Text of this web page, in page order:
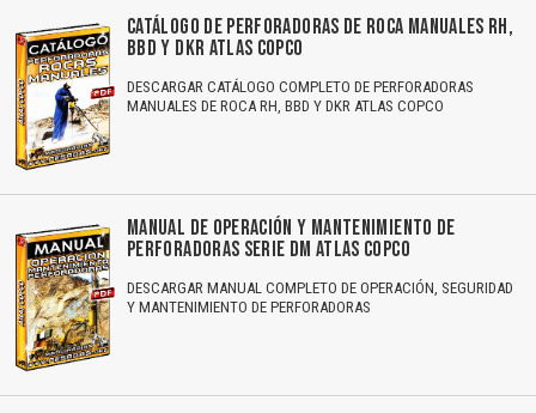
CATÁLOGO DE PERFORADORAS DE ROCA MANUALES RH,
BBD Y DKR ATLAS COPCO
DESCARGAR CATÁLOGO COMPLETO DE PERFORADORAS
MANUALES DE ROCA RH, BBD Y DKR ATLAS COPCO
MANUAL DE OPERACIÓN Y MANTENIMIENTO DE
PERFORADORAS SERIE DM ATLAS COPCO
DESCARGAR MANUAL COMPLETO DE OPERACIÓN, SEGURIDAD
Y MANTENIMIENTO DE PERFORADORAS